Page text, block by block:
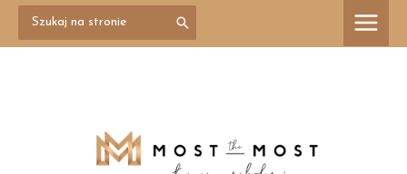
Przejdź
treści
for: